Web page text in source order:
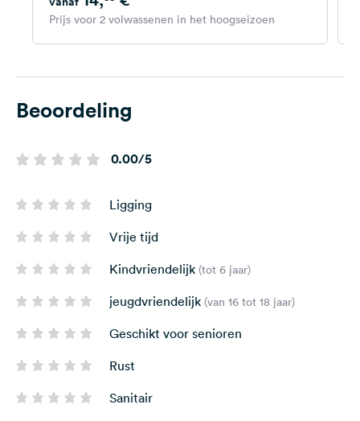
Prijs voor 2 volwassenen in het hoogseizoen
Beoordeling
0.00/5
Ligging
Vrije tijd
Kindvriendelijk (tot 6 jaar)
jeugdvriendelijk (van 16 tot 18 jaar)
Geschikt voor senioren
Rust
Sanitair